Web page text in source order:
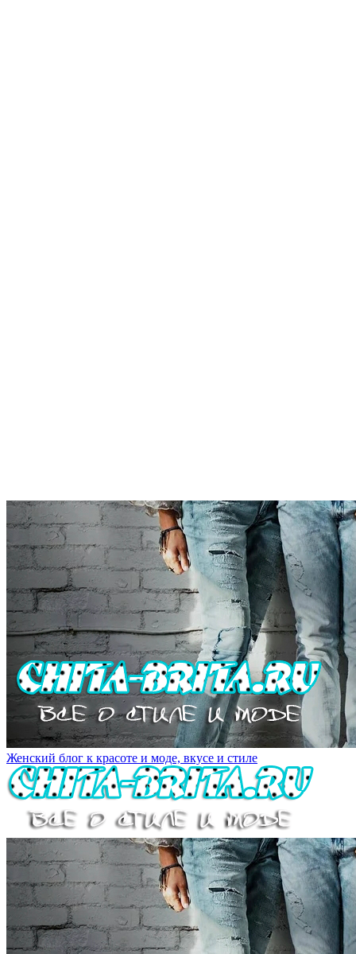
Женский блог к красоте и моде, вкусе и стиле